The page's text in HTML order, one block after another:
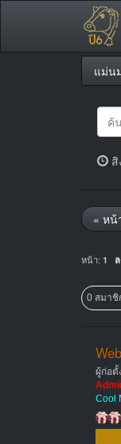
แม่น
« หน้
หน้า: 1
0 สมาชิ
ผู้ก่อตั้
Cool